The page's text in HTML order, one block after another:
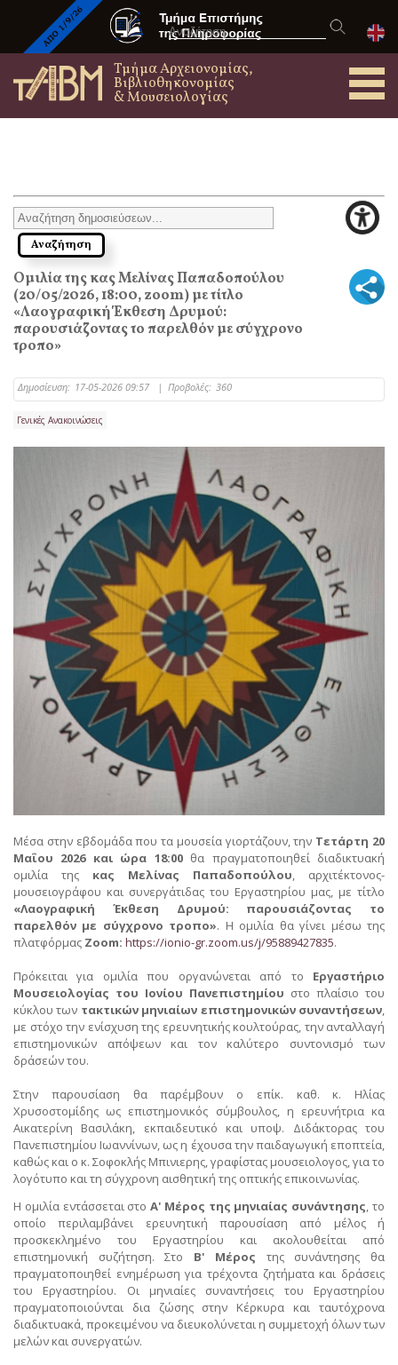
Τμήμα Αρχειονομίας,
Βιβλιοθηκονομίας
& Μουσειολογίας
Ομιλία της κας Μελίνας Παπαδοπούλου
(20/05/2026, 18:00, zoom) με τίτλο
«Λαογραφική Έκθεση Δρυμού:
παρουσιάζοντας το παρελθόν με σύγχρονο
τροπο»
Δημοσίευση: 17-05-2026 09:57 | Προβολές: 360
Γενικές Ανακοινώσεις
Μέσα στην εβδομάδα που τα μουσεία γιορτάζουν, την Τετάρτη 20
Μαΐου 2026 και ώρα 18:00θα πραγματοποιηθεί διαδικτυακή
ομιλία της κας Μελίνας Παπαδοπούλου, αρχιτέκτονος-
μουσειογράφου και συνεργάτιδας του Εργαστηρίου μας, με τίτλο
«Λαογραφική Έκθεση Δρυμού: παρουσιάζοντας το
παρελθόν με σύγχρονο τροπο». Η ομιλία θα γίνει μέσω της
πλατφόρμας Zoom: https://ionio-gr.zoom.us/j/95889427835.
Πρόκειται για ομιλία που οργανώνεται από το Εργαστήριο
Μουσειολογίας του Ιονίου Πανεπιστημίου στο πλαίσιο του
κύκλου των τακτικών μηνιαίων επιστημονικών συναντήσεων,
με στόχο την ενίσχυση της ερευνητικής κουλτούρας, την ανταλλαγή
επιστημονικών απόψεων και τον καλύτερο συντονισμό των
δράσεών του.
Στην παρουσίαση θα παρέμβουν ο επίκ. καθ. κ. Ηλίας
Χρυσοστομίδης ως επιστημονικός σύμβουλος, η ερευνήτρια κα
Αικατερίνη Βασιλάκη, εκπαιδευτικό και υποψ. Διδάκτορας του
Πανεπιστημίου Ιωαννίνων, ως η έχουσα την παιδαγωγική εποπτεία,
καθώς και ο κ. Σοφοκλής Μπινιερης, γραφίστας μουσειολογος, για το
λογότυπο και τη σύγχρονη αισθητική της οπτικής επικοινωνίας.
Η ομιλία εντάσσεται στοΑ' Μέρος της μηνιαίας συνάντησης, το
οποίο περιλαμβάνει ερευνητική παρουσίαση από μέλος ή
προσκεκλημένο του Εργαστηρίου και ακολουθείται από
επιστημονική συζήτηση. Στο Β' Μέρος της συνάντησης θα
πραγματοποιηθεί ενημέρωση για τρέχοντα ζητήματα και δράσεις
του Εργαστηρίου. Οι μηνιαίες συναντήσεις του Εργαστηρίου
πραγματοποιούνται δια ζώσης στην Κέρκυρα και ταυτόχρονα
διαδικτυακά, προκειμένου να διευκολύνεται η συμμετοχή όλων των
μελών και συνεργατών.